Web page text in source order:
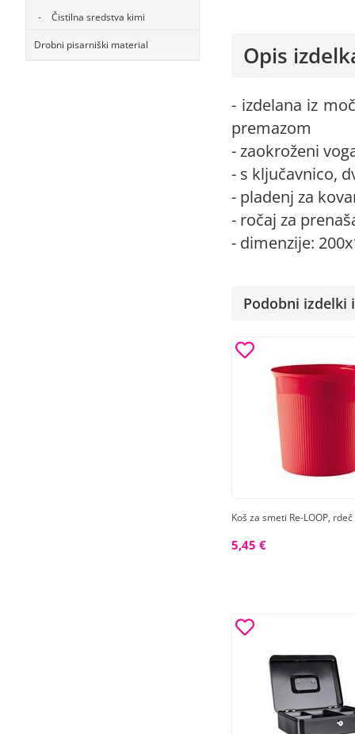
Čistilna sredstva kimi
Drobni pisarniški material Opis
- izdelana iz
premazom
- zaokroženi
- s ključavnico,
- pladenj za
- ročaj za
- dimenzije:
Podobni izdelki
Koš za smeti Re-LOOP, rdeč
5,45 €